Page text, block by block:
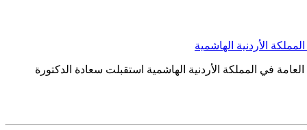
الأردنية الهاشمية
في المملكة الأردنية الهاشمية استقبلت سعادة الدكتورة